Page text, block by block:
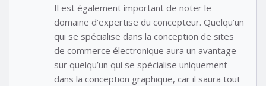
Il est également important de noter le
domaine d’expertise du concepteur. Quelqu’un
qui se spécialise dans la conception de sites
de commerce électronique aura un avantage
sur quelqu’un qui se spécialise uniquement
dans la conception graphique, car il saura tout